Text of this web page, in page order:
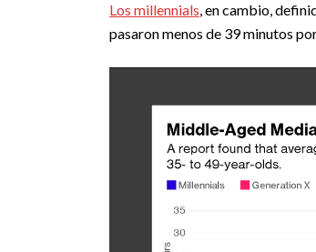
Los millennials, en cambio,
pasaron menos de 39 minutos